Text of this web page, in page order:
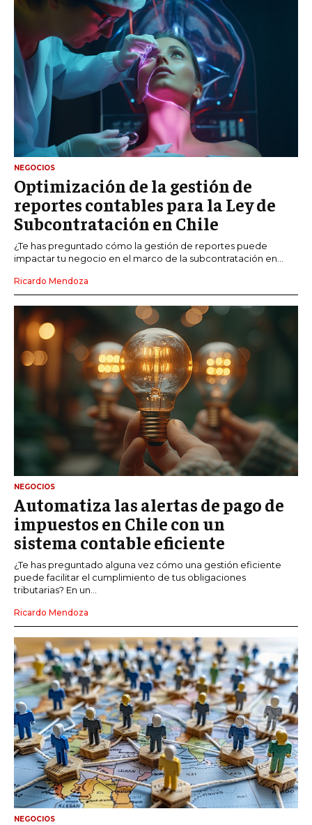
NEGOCIOS
Optimización de la gestión de
reportes contables para la Ley de
Subcontratación en Chile
¿Te has preguntado cómo la gestión de reportes puede
impactar tu negocio en el marco de la subcontratación en...
Ricardo Mendoza
NEGOCIOS
Automatiza las alertas de pago de
impuestos en Chile con un
sistema contable eficiente
¿Te has preguntado alguna vez cómo una gestión eficiente
puede facilitar el cumplimiento de tus obligaciones
tributarias? En un...
Ricardo Mendoza
NEGOCIOS